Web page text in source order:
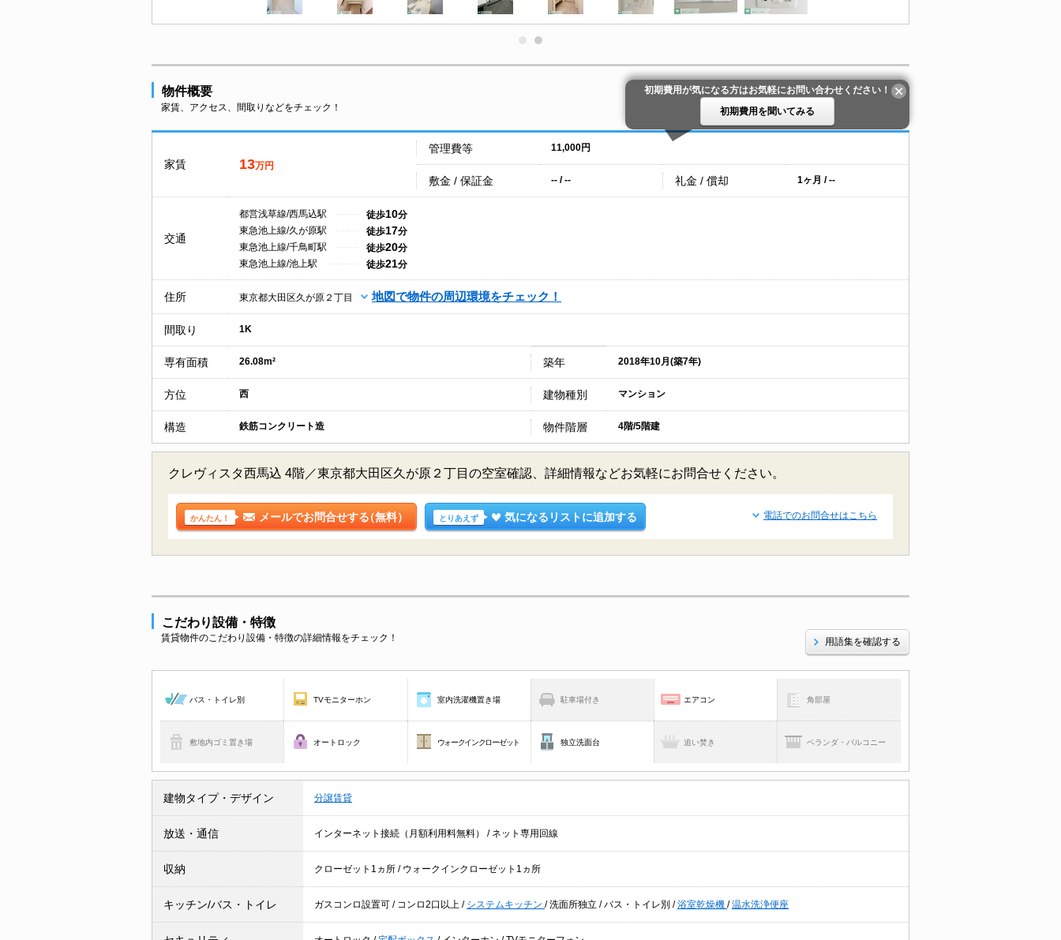
物件概要
家賃、アクセス、間取りなどをチェック！
初期費用が気になる方はお気軽にお問い合わせください！
初期費用を聞いてみる
家賃 13万円
管理費等 11,000円
敷金 / 保証金 -- / -- 礼金 / 償却 1ヶ月 / --
交通
都営浅草線/西馬込駅 徒歩10分
東急池上線/久が原駅
徒歩17分
東急池上線/千鳥町駅
徒歩20分
東急池上線/池上駅
徒歩21分
住所 東京都大田区久が原２丁目 地図で物件の周辺環境をチェック！
間取り 1K
専有面積 26.08m² 築年 2018年10月(築7年)
方位 西 建物種別 マンション
構造 鉄筋コンクリート造 物件階層 4階/5階建
クレヴィスタ西馬込 4階／東京都大田区久が原２丁目の空室確認、詳細情報などお気軽にお問合せください。
かんたん！ メールでお問合せする（無料） とりあえず 気になるリストに追加する 電話でのお問合せはこちら
こだわり設備・特徴
賃貸物件のこだわり設備・特徴の詳細情報をチェック！ 用語集を確認する
バス・トイレ別 TVモニターホン 室内洗濯機置き場 駐車場付き エアコン 角部屋
敷地内ゴミ置き場 オートロック ウォークインクローゼット 独立洗面台 追い焚き ベランダ・バルコニー
建物タイプ・デザイン 分譲賃貸
放送・通信 インターネット接続（月額利用料無料） / ネット専用回線
収納 クローゼット1ヵ所 / ウォークインクローゼット1ヵ所
キッチン/バス・トイレ ガスコンロ設置可 / コンロ2口以上 / システムキッチン /洗面所独立 /バス・トイレ別 /浴室乾燥機 /温水洗浄便座